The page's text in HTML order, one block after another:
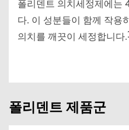
폴리덴트 의치세정제에는
다. 이 성분들이 함께 작용
의치를 깨끗이 세정합니다.
폴리덴트 제품군